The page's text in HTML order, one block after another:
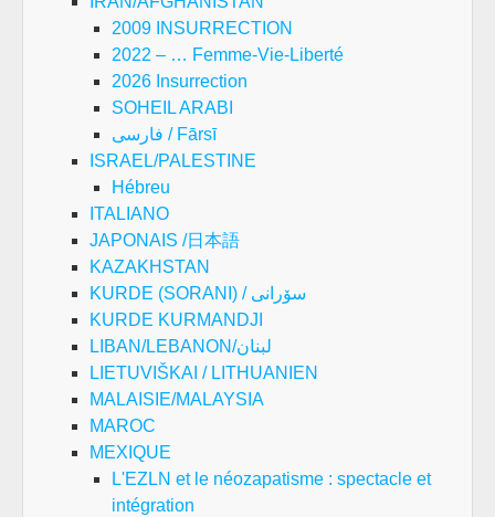
2009 INSURRECTION
2022 – … Femme-Vie-Liberté
2026 Insurrection
SOHEIL ARABI
فارسی / Fārsī
ISRAEL/PALESTINE
Hébreu
ITALIANO
JAPONAIS /日本語
KAZAKHSTAN
KURDE (SORANI) / سۆرانی
KURDE KURMANDJI
LIBAN/LEBANON/لبنان
LIETUVIŠKAI / LITHUANIEN
MALAISIE/MALAYSIA
MAROC
MEXIQUE
L'EZLN et le néozapatisme : spectacle et
intégration